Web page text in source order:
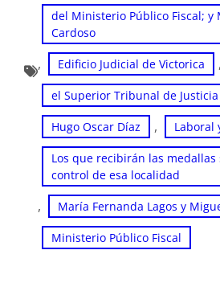
del Ministerio Público Fiscal; y
Cardoso
, Edificio Judicial de Victorica ,
el Superior Tribunal de Justicia
Hugo Oscar Díaz , Laboral
Los que recibirán las
control de esa localidad
, María Fernanda Lagos y
Ministerio Público Fiscal